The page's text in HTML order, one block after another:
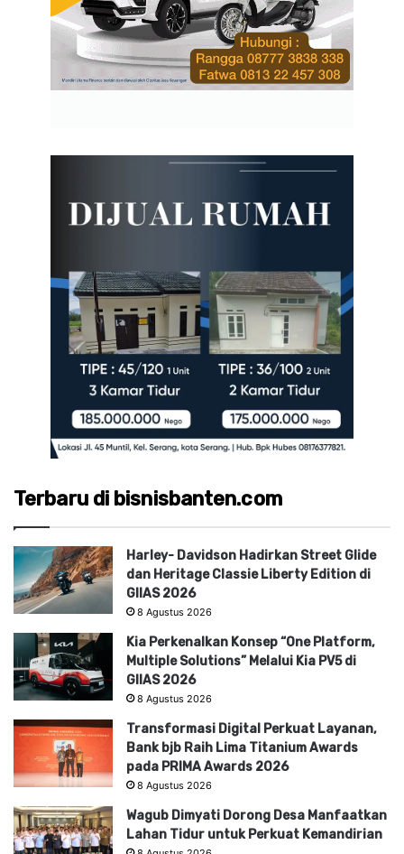
Terbaru di bisnisbanten.com
Harley- Davidson Hadirkan Street Glide
dan Heritage Classie Liberty Edition di
GIIAS 2026
8 Agustus 2026
Kia Perkenalkan Konsep “One Platform,
Multiple Solutions” Melalui Kia PV5 di
GIIAS 2026
8 Agustus 2026
Transformasi Digital Perkuat Layanan,
Bank bjb Raih Lima Titanium Awards
pada PRIMA Awards 2026
8 Agustus 2026
Wagub Dimyati Dorong Desa Manfaatkan
Lahan Tidur untuk Perkuat Kemandirian